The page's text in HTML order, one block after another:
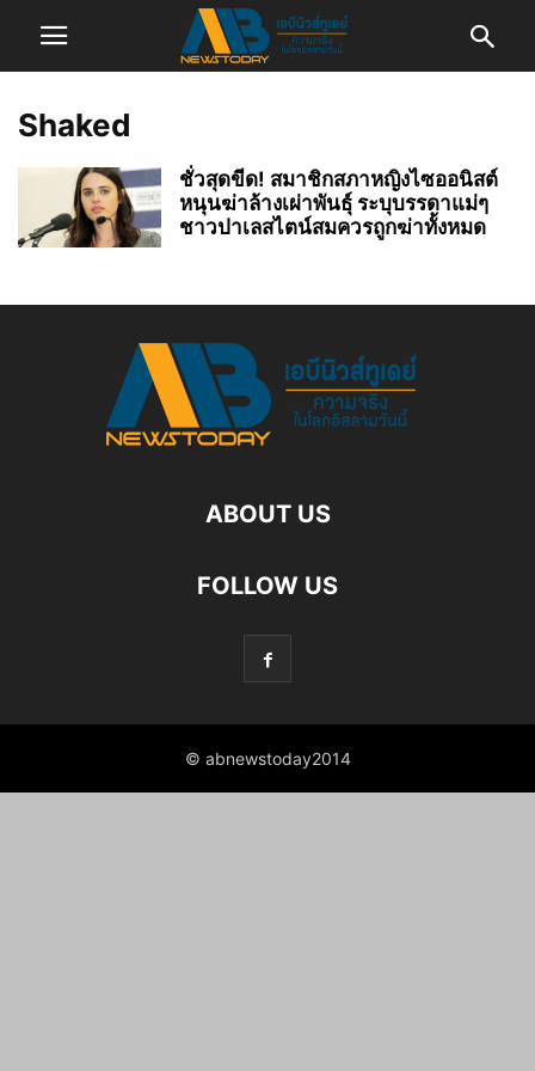
Shaked
ชั่วสุดขีด! สมาชิกสภาหญิงไซออนิสต์
หนุนฆ่าล้างเผ่าพันธุ์ ระบุบรรดาแม่ๆ
ชาวปาเลสไตน์สมควรถูกฆ่าทั้งหมด
ABOUT US
FOLLOW US
© abnewstoday2014